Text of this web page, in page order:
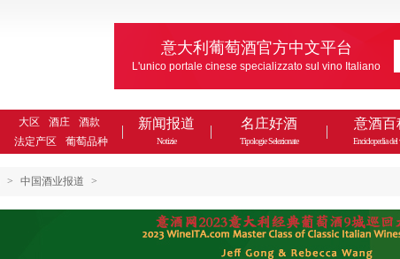
意大利葡萄酒官方中文平台
L'unico portale cinese specializzato sul vino Italiano
大区 酒庄
酒款
法定产区
葡萄品种
新闻报道
Notizie
名庄好酒
Tipologie Selezionate
意酒百
Enciclopedia del
> 中国酒业报道 >